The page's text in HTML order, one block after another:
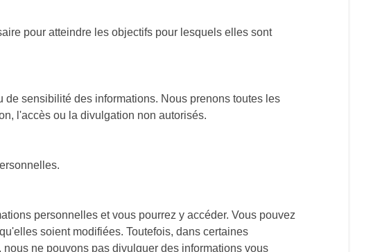
pour atteindre les objectifs pour lesquels elles sont
sensibilité des informations. Nous prenons toutes les
l'accès ou la divulgation non autorisés.
personnelles et vous pourrez y accéder. Vous pouvez
soient modifiées. Toutefois, dans certaines
ne pouvons pas divulguer des informations vous